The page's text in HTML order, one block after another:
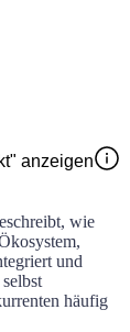
anzeigen
wie
und
häufig